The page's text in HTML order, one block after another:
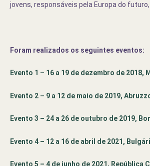
jovens, responsáveis pela Europa do
Foram realizados os seguintes eventos:
Evento 1 – 16 a 19 de dezembro de 2018,
Evento 2 – 9 a 12 de maio de 2019,
Evento 3 – 24 a 26 de outubro de 2019,
Evento 4 – 12 a 16 de abril de 2021,
Evento 5 – 4 de junho de 2021, República